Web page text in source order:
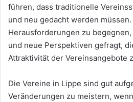
führen, dass traditionelle
und neu gedacht werden
Herausforderungen zu
und neue Perspektiven gefragt,
Attraktivität der Vereinsangebote
Die Vereine in Lippe sind gut
Veränderungen zu meistern,